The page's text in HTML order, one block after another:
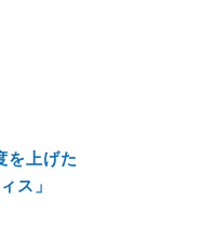
を上げた
ス」